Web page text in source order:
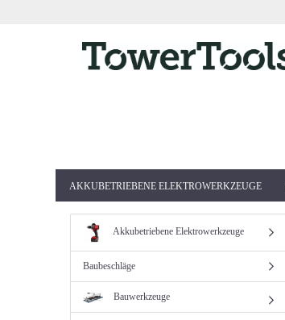
AKKUBETRIEBENE ELEKTROWERKZEUGE
Akkubetriebene Elektrowerkzeuge
Baubeschläge
Bauwerkzeuge